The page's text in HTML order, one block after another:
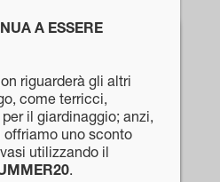
A ESSERE
riguarderà gli altri
come terricci,
il giardinaggio; anzi,
offriamo uno sconto
utilizzando il
.